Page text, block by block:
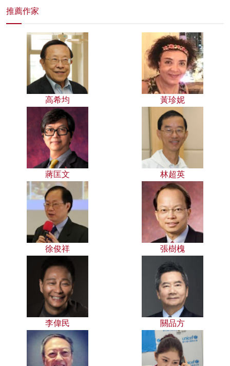
推薦作家
高希均 黃珍妮
蔣匡文 林超英
徐俊祥 張樹槐
李偉民 關品方